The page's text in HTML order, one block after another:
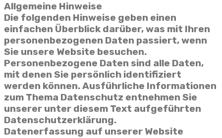
Allgemeine Hinweise
Die folgenden Hinweise geben einen
einfachen Überblick darüber, was mit Ihren
personenbezogenen Daten passiert, wenn
Sie unsere Website besuchen.
Personenbezogene Daten sind alle Daten,
mit denen Sie persönlich identifiziert
werden können. Ausführliche Informationen
zum Thema Datenschutz entnehmen Sie
unserer unter diesem Text aufgeführten
Datenschutzerklärung.
Datenerfassung auf unserer Website